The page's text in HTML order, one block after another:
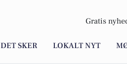
Gratis
DET SKER LOKALT NYT